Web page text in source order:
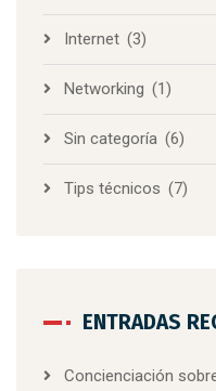
Internet (3)
Networking (1)
Sin categoría (6)
Tips técnicos (7)
ENTRADAS
Concienciación